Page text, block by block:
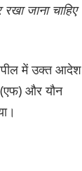
जाना चाहिए
में उक्त आदेश
और यौन